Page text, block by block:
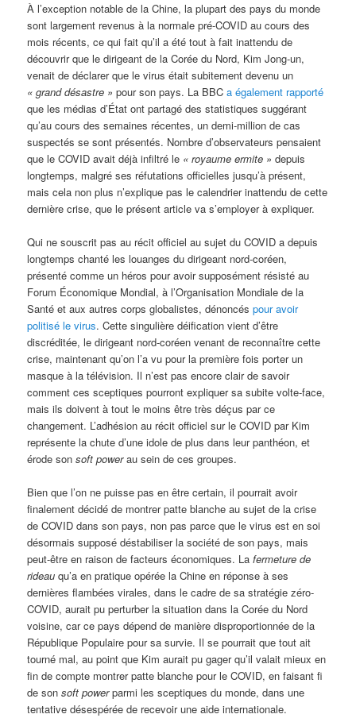
À l’exception notable de la Chine, la plupart des pays du monde
sont largement revenus à la normale pré-COVID au cours des
mois récents, ce qui fait qu’il a été tout à fait inattendu de
découvrir que le dirigeant de la Corée du Nord, Kim Jong-un,
venait de déclarer que le virus était subitement devenu un
« grand désastre » pour son pays. La BBCa également rapporté
que les médias d’État ont partagé des statistiques suggérant
qu’au cours des semaines récentes, un demi-million de cas
suspectés se sont présentés. Nombre d’observateurs pensaient
que le COVID avait déjà infiltré le « royaume ermite » depuis
longtemps, malgré ses réfutations officielles jusqu’à présent,
mais cela non plus n’explique pas le calendrier inattendu de cette
dernière crise, que le présent article va s’employer à expliquer.
Qui ne souscrit pas au récit officiel au sujet du COVID a depuis
longtemps chanté les louanges du dirigeant nord-coréen,
présenté comme un héros pour avoir supposément résisté au
Forum Économique Mondial, à l’Organisation Mondiale de la
Santé et aux autres corps globalistes, dénoncéspour avoir
politisé le virus. Cette singulière déification vient d’être
discréditée, le dirigeant nord-coréen venant de reconnaître cette
crise, maintenant qu’on l’a vu pour la première fois porter un
masque à la télévision. Il n’est pas encore clair de savoir
comment ces sceptiques pourront expliquer sa subite volte-face,
mais ils doivent à tout le moins être très déçus par ce
changement. L’adhésion au récit officiel sur le COVID par Kim
représente la chute d’une idole de plus dans leur panthéon, et
érode sonsoft powerau sein de ces groupes.
Bien que l’on ne puisse pas en être certain, il pourrait avoir
finalement décidé de montrer patte blanche au sujet de la crise
de COVID dans son pays, non pas parce que le virus est en soi
désormais supposé déstabiliser la société de son pays, mais
peut-être en raison de facteurs économiques. Lafermeture de
rideau qu’a en pratique opérée la Chine en réponse à ses
dernières flambées virales, dans le cadre de sa stratégie zéro-
COVID, aurait pu perturber la situation dans la Corée du Nord
voisine, car ce pays dépend de manière disproportionnée de la
République Populaire pour sa survie. Il se pourrait que tout ait
tourné mal, au point que Kim aurait pu gager qu’il valait mieux en
fin de compte montrer patte blanche pour le COVID, en faisant fi
de sonsoft powerparmi les sceptiques du monde, dans une
tentative désespérée de recevoir une aide internationale.